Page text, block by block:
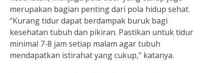
merupakan bagian penting dari pola hidup sehat.
“Kurang tidur dapat berdampak buruk bagi
kesehatan tubuh dan pikiran. Pastikan untuk tidur
minimal 7-8 jam setiap malam agar tubuh
mendapatkan istirahat yang cukup,” katanya.